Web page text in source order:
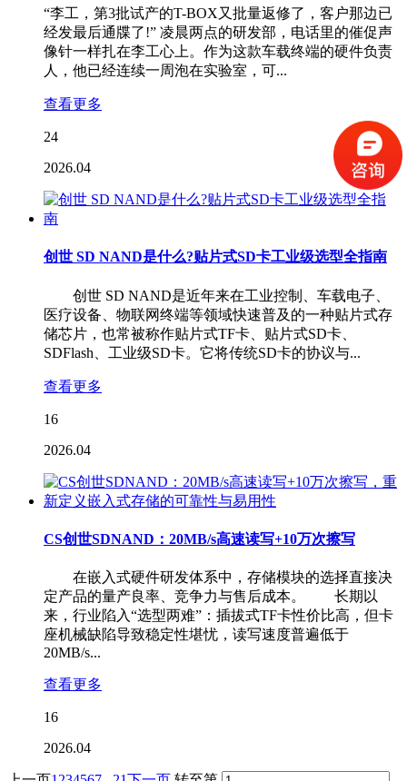
“李工，第3批试产的T-BOX又批量返修了，客户那边已
经发最后通牒了!” 凌晨两点的研发部，电话里的催促声
像针一样扎在李工心上。作为这款车载终端的硬件负责
人，他已经连续一周泡在实验室，可...
查看更多
24
2026.04
创世 SD NAND是什么?贴片式SD卡工业级选型全指南
创世 SD NAND是近年来在工业控制、车载电子、
医疗设备、物联网终端等领域快速普及的一种贴片式存
储芯片，也常被称作贴片式TF卡、贴片式SD卡、
SDFlash、工业级SD卡。它将传统SD卡的协议与...
查看更多
16
2026.04
CS创世SDNAND：20MB/s高速读写+10万次擦写
在嵌入式硬件研发体系中，存储模块的选择直接决
定产品的量产良率、竞争力与售后成本。 长期以
来，行业陷入“选型两难”：插拔式TF卡性价比高，但卡
座机械缺陷导致稳定性堪忧，读写速度普遍低于
20MB/s...
查看更多
16
2026.04